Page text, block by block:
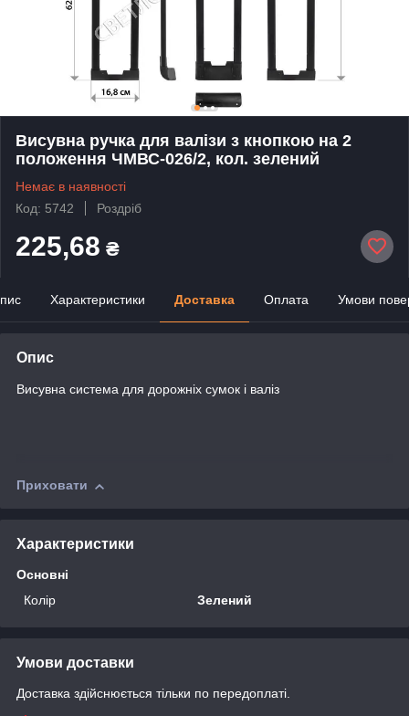
Висувна ручка для валізи з кнопкою на 2
положення ЧМВС-026/2, кол. зелений
Немає в наявності
Код: 5742
Роздріб
225,68 ₴
Характеристики Доставка Оплата Умови
Опис
Висувна система для дорожніх сумок і валіз
Приховати
Характеристики
Основні
Колір
Зелений
Умови доставки
Доставка здійснюється тільки по передоплаті.